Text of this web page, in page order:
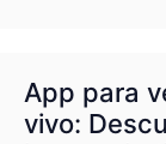
App para
vivo: